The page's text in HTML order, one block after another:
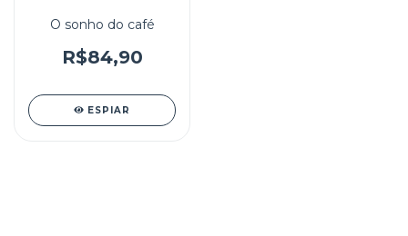
O sonho do café
R$84,90
ESPIAR